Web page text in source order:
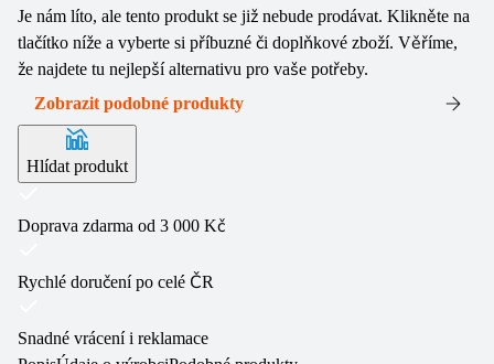
Je nám líto, ale tento produkt se již nebude prodávat. Klikněte na
tlačítko níže a vyberte si příbuzné či doplňkové zboží. Věříme,
že najdete tu nejlepší alternativu pro vaše potřeby.
Zobrazit podobné produkty
Hlídat produkt
Doprava zdarma od 3 000 Kč
Rychlé doručení po celé ČR
Snadné vrácení i reklamace